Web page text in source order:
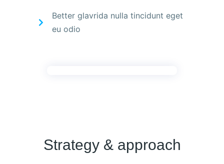
Better glavrida nulla tincidunt eget
eu odio
Strategy & approach